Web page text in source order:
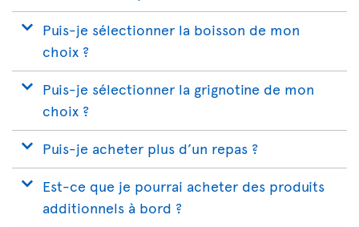
Puis-je sélectionner la boisson de mon
choix ?
Puis-je sélectionner la grignotine de mon
choix ?
Puis-je acheter plus d’un repas ?
Est-ce que je pourrai acheter des produits
additionnels à bord ?